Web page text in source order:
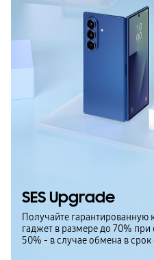
SES Upgrade
Получайте гарантированную
гаджет в размере до 70%
50% - в случае обмена в срок